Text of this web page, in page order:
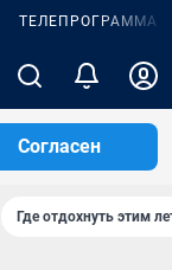
ТЕЛЕПРОГРАММА
Согласен
Где отдохнуть этим